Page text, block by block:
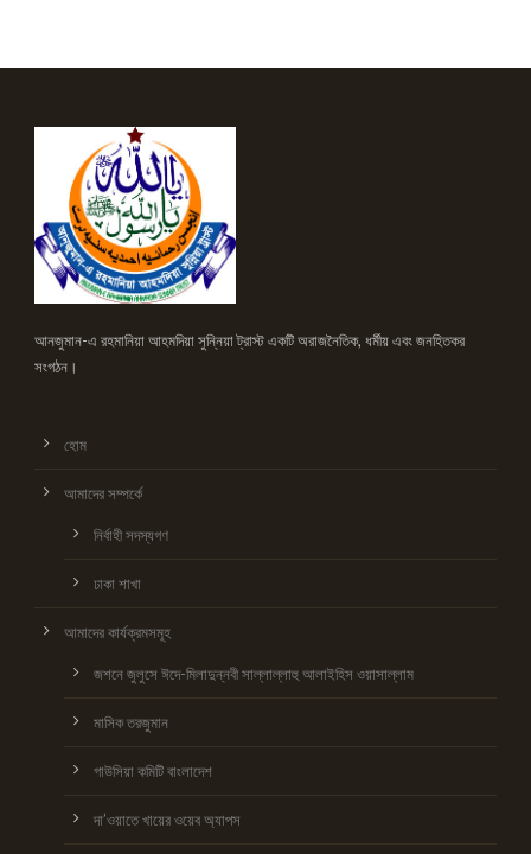
আনজুমান-এ রহমানিয়া আহমদিয়া সুন্নিয়া ট্রাস্ট একটি অরাজনৈতিক, ধর্মীয় এবং জনহিতকর
সংগঠন।
হোম
আমাদের সম্পর্কে
নির্বাহী সদস্যগণ
ঢাকা শাখা
আমাদের কার্যক্রমসমূহ
জশনে জুলুসে ঈদে-মিলাদুন্নবী সাল্লাল্লাহু আলাইহিস ওয়াসাল্লাম
মাসিক তরজুমান
গাউসিয়া কমিটি বাংলাদেশ
দা’ওয়াতে খায়ের ওয়েব অ্যাপস